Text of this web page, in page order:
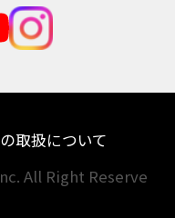
BBQ
ー
ジ
グッツイ
アグスタ
外ﾒｰｶｰ
取扱について
All Right Reserve